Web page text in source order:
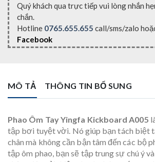
Quý khách qua trực tiếp vui lòng nhắn
chắn.
Hotline 0765.655.655 call/sms/zalo
Facebook
MÔ TẢ THÔNG TIN BỔ SUNG
Phao Ôm Tay Yingfa Kickboard A005
tập bơi tuyệt vời. Nó giúp bạn tách biệt
chân mà không cần bận tâm đến các bộ
tập ôm phao, bạn sẽ tập trung sự chú ý